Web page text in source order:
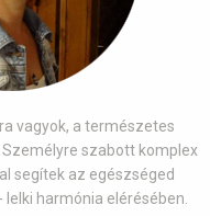
vagyok, a természetes
szabott komplex
segítek az egészséged
harmónia elérésében.